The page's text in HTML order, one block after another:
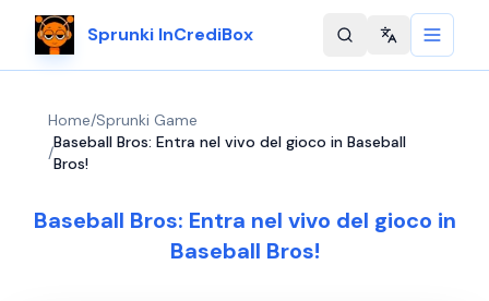
Sprunki InCrediBox Change
Home/Sprunki Game
/
Baseball Bros: Entra nel vivo del gioco in Baseball
Bros!
Baseball Bros: Entra nel vivo del gioco in
Baseball Bros!